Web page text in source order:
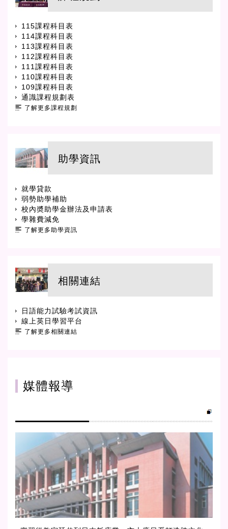
115課程科目表
114課程科目表
113課程科目表
112課程科目表
111課程科目表
110課程科目表
109課程科目表
通識課程規劃表
了解更多課程規劃
助學資訊
就學貸款
弱勢助學補助
校內奬助學金辦法及申請表
學雜費減免
了解更多助學資訊
相關連結
日語能力試驗考試資訊
線上英日學習平台
了解更多相關連結
媒體報導